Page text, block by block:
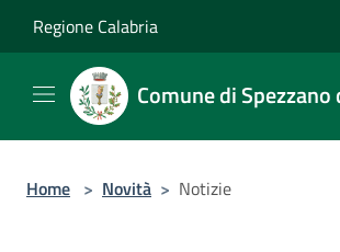
Regione Calabria
Comune di Spezzano
Home > Novità > Notizie